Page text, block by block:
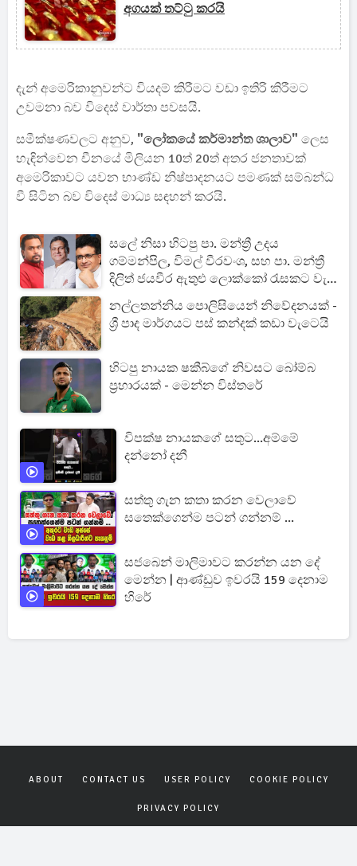
අගයක් තට්ටු කරයි
දැන් අමෙරිකානුවන්ට වියදම් කිරීමට වඩා ඉතිරි කිරීමට
උවමනා බව විදෙස් වාර්තා පවසයි.
සමීක්ෂණවලට අනුව, "ලෝකයේ කර්මාන්ත ශාලාව" ලෙස
හැඳින්වෙන චීනයේ මිලියන 10ත් 20ත් අතර ජනතාවක්
අමෙරිකාවට යවන භාණ්ඩ නිෂ්පාදනයට පමණක් සම්බන්ධ
වී සිටින බව විදෙස් මාධ්‍ය සඳහන් කරයි.
සලේ නිසා හිටපු පා. මන්ත්‍රී උදය
ගම්මන්පිල, විමල් වීරවංශ, සහ පා. මන්ත්‍රී
දිලිත් ජයවීර ඇතුළු ලොක්කෝ රැසකට වැඩ
වැරදෙයි
නල්ලතන්නිය පොලිසියෙන් නිවේදනයක් -
ශ්‍රී පාද මාර්ගයට පස් කන්දක් කඩා වැටෙයි
හිටපු නායක ෂකීබ්ගේ නිවසට බෝම්බ
ප්‍රහාරයක් - මෙන්න විස්තරේ
විපක්ෂ නායකගේ සතුට...අම්මේ
දන්නෝ දනී
සත්තු ගැන කතා කරන වෙලාවේ
සතෙක්ගෙන්ම පටන් ගන්නම් ...
සජබෙන් මාලිමාවට කරන්න යන දේ
මෙන්න | ආණ්ඩුව ඉවරයි 159 දෙනාම
හිරේ
ABOUT CONTACT US USER POLICY COOKIE POLICY
PRIVACY POLICY